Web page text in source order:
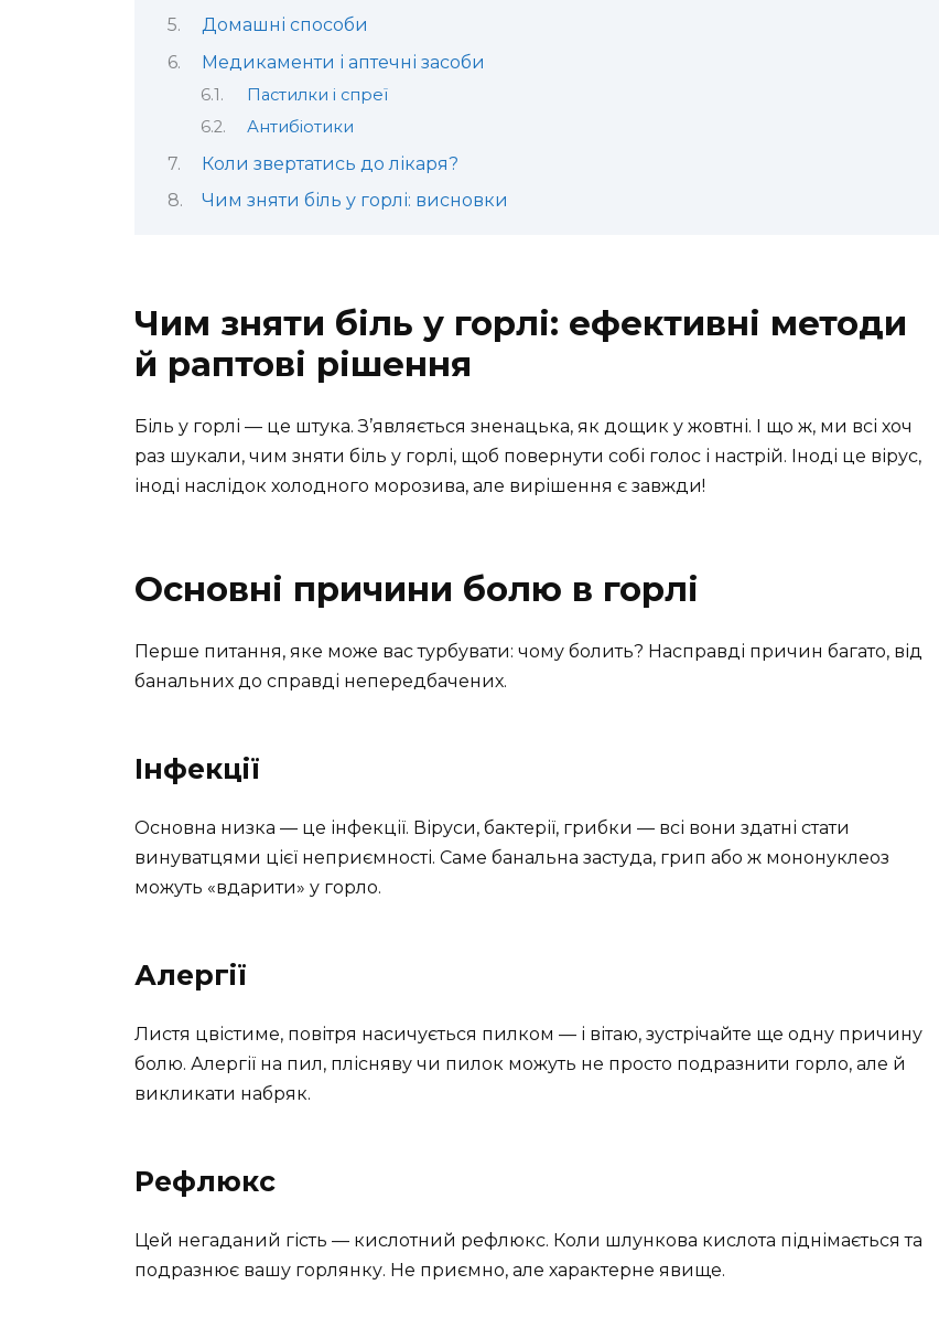
Домашні способи
Медикаменти і аптечні засоби
Пастилки і спреї
Антибіотики
Коли звертатись до лікаря?
Чим зняти біль у горлі: висновки
Чим зняти біль у горлі: ефективні методи
й раптові рішення
Біль у горлі — це штука. З’являється зненацька, як дощик у жовтні. І що ж, ми всі хоч
раз шукали, чим зняти біль у горлі, щоб повернути собі голос і настрій. Іноді це вірус,
іноді наслідок холодного морозива, але вирішення є завжди!
Основні причини болю в горлі
Перше питання, яке може вас турбувати: чому болить? Насправді причин багато, від
банальних до справді непередбачених.
Інфекції
Основна низка — це інфекції. Віруси, бактерії, грибки — всі вони здатні стати
винуватцями цієї неприємності. Саме банальна застуда, грип або ж мононуклеоз
можуть «вдарити» у горло.
Алергії
Листя цвістиме, повітря насичується пилком — і вітаю, зустрічайте ще одну причину
болю. Алергії на пил, плісняву чи пилок можуть не просто подразнити горло, але й
викликати набряк.
Рефлюкс
Цей негаданий гість — кислотний рефлюкс. Коли шлункова кислота піднімається та
подразнює вашу горлянку. Не приємно, але характерне явище.